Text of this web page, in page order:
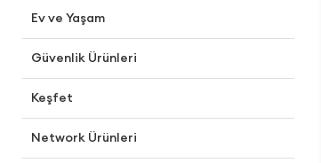
Ev ve Yaşam
Güvenlik Ürünleri
Keşfet
Network Ürünleri